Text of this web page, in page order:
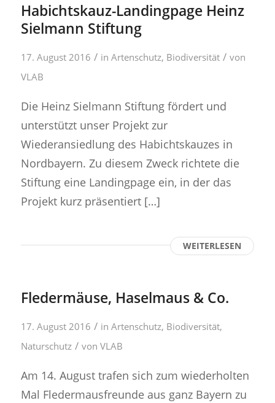
Habichtskauz-Landingpage Heinz
Sielmann Stiftung
17. August 2016 / in Artenschutz, Biodiversität / von
VLAB
Die Heinz Sielmann Stiftung fördert und
unterstützt unser Projekt zur
Wiederansiedlung des Habichtskauzes in
Nordbayern. Zu diesem Zweck richtete die
Stiftung eine Landingpage ein, in der das
Projekt kurz präsentiert […]
WEITERLESEN
Fledermäuse, Haselmaus & Co.
17. August 2016 / in Artenschutz, Biodiversität,
Naturschutz / von VLAB
Am 14. August trafen sich zum wiederholten
Mal Fledermausfreunde aus ganz Bayern zu